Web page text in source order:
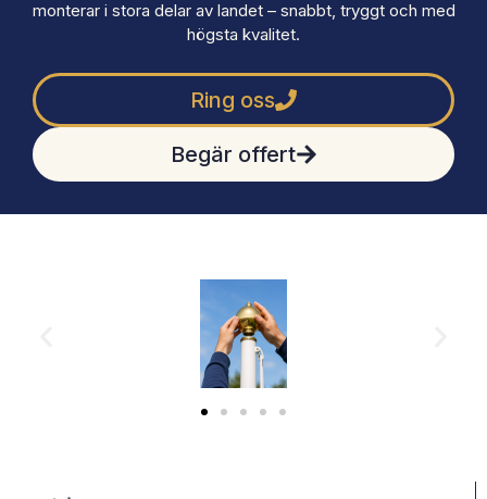
monterar i stora delar av landet – snabbt, tryggt och med
högsta kvalitet.
Ring oss
Begär offert